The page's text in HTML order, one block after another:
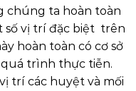
chúng ta hoàn toàn
số vị trí đặc biệt trên
hoàn toàn có cơ sở
trình thực tiễn.
trí các huyệt và mối